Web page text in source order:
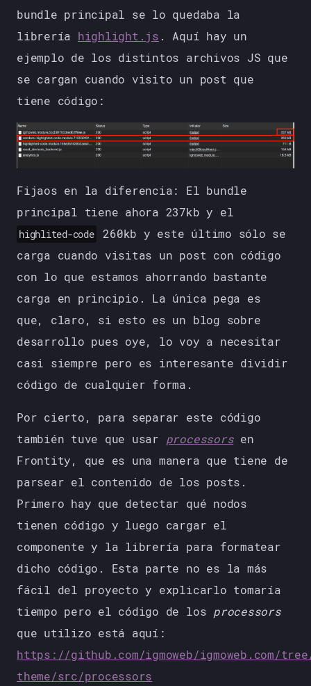
bundle principal se lo quedaba la
librería highlight.js . Aquí hay un
ejemplo de los distintos archivos JS que
se cargan cuando visito un post que
tiene código:
Fijaos en la diferencia: El bundle
principal tiene ahora 237kb y el
highlited-code
260kb y este último sólo se
carga cuando visitas un post con código
con lo que estamos ahorrando bastante
carga en principio. La única pega es
que, claro, si esto es un blog sobre
desarrollo pues oye, lo voy a necesitar
casi siempre pero es interesante dividir
código de cualquier forma.
Por cierto, para separar este código
también tuve que usar processorsen
Frontity, que es una manera que tiene de
parsear el contenido de los posts.
Primero hay que detectar qué nodos
tienen código y luego cargar el
componente y la librería para formatear
dicho código. Esta parte no es la más
fácil del proyecto y explicarlo tomaría
tiempo pero el código de los processors
que utilizo está aquí:
https://github.com/igmoweb/igmoweb.com/
theme/src/processors